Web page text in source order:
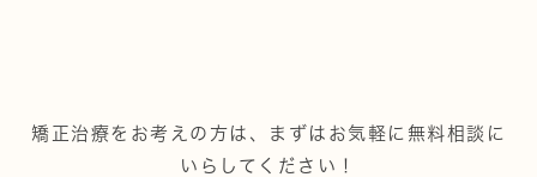
矯正治療をお考えの方は、まずはお気軽に無料相談に
いらしてください！